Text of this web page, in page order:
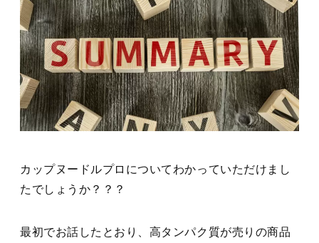
カップヌードルプロについてわかっていただけまし
たでしょうか？？？
最初でお話したとおり、高タンパク質が売りの商品